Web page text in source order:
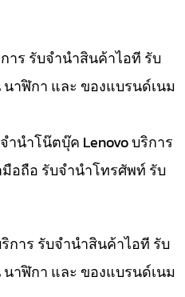
าร รับจำนำสินค้าไอที รับ
าฬิกา และ ของแบรนด์เนม
นำโน๊ตบุ๊ค Lenovo บริการ
อถือ รับจำนำโทรศัพท์ รับ
ริการ รับจำนำสินค้าไอที รับ
าฬิกา และ ของแบรนด์เนม